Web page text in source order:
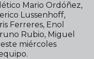
Mario Ordóñez,
Lussenhoff,
Ferreres, Enol
Rubio, Miguel
miércoles